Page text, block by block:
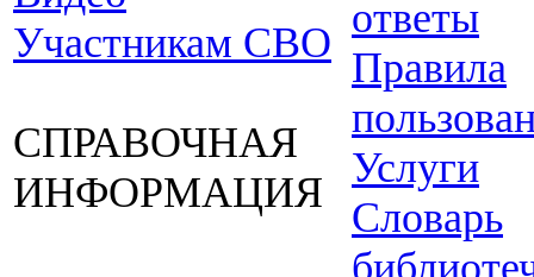
Участникам СВО
СПРАВОЧНАЯ
ИНФОРМАЦИЯ
ответы
Правила
Услуги
Словарь